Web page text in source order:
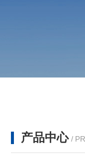
产品中心 /